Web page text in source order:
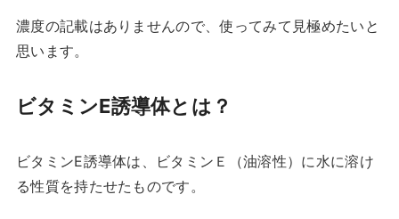
濃度の記載はありませんので、使ってみて見極めたいと
思います。
ビタミンE誘導体とは？
ビタミンE誘導体は、ビタミンＥ（油溶性）に水に溶け
る性質を持たせたものです。